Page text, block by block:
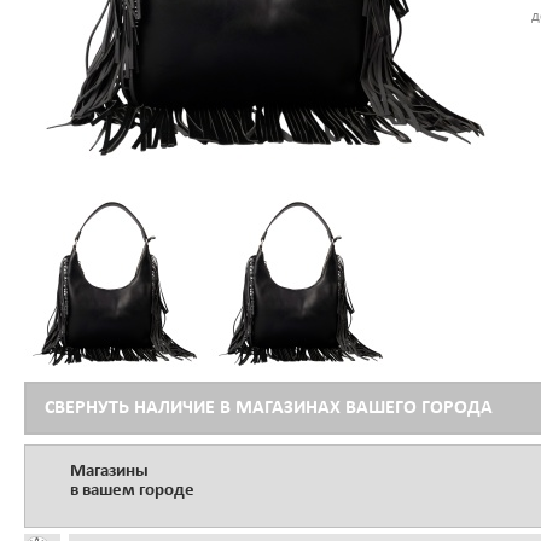
СВЕРНУТЬ НАЛИЧИЕ В МАГАЗИНАХ ВАШЕГО ГОРОДА
Магазины
в вашем городе